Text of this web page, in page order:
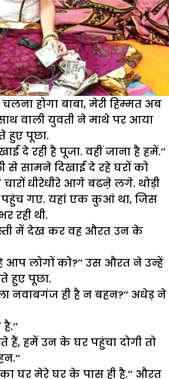
होगा बाबा, मेरी हिम्मत अब
वाली युवती ने माथे पर आया
हुए पूछा.
दे रही है पूजा. वहीं जाना है हमें.’’
से सामने दिखाई दे रहे घरों को
चारों धीरेधीरे आगे बढऩे लगे. थोड़ी
पहुंच गए. यहां एक कुआं था, जिस
रही थी.
में देख कर वह औरत उन के
आप लोगों को?’’ उस औरत ने उन्हें
हुए पूछा.
नवाबगंज ही है न बहन?’’ अधेड़ ने
हैं, हमें उन के घर पहुंचा दोगी तो
घर मेरे घर के पास ही है.’’ औरत